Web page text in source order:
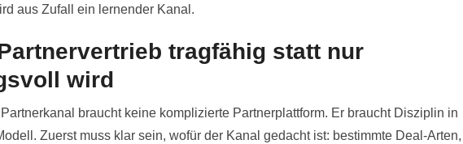
aus Zufall ein lernender Kanal.
tragfähig statt nur
wird
braucht keine komplizierte Partnerplattform. Er braucht Disziplin in
Zuerst muss klar sein, wofür der Kanal gedacht ist: bestimmte Deal-Arten,